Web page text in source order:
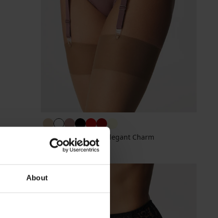
About
Pojas za podvezice Elegant Charm
26,99 €